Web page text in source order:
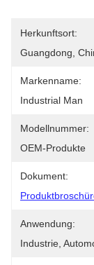
Herkunftsort:
Guangdong,
Markenname:
Industrial Man
Modellnummer:
OEM-Produkte
Dokument:
Anwendung:
Industrie,